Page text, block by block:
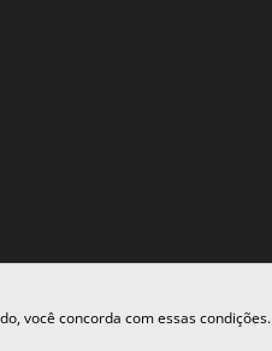
você concorda com essas condições.